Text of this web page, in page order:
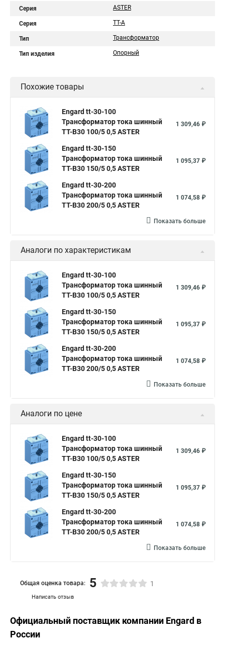
Серия ASTER
Серия ТТ-A
Тип Трансформатор
Тип изделия Опорный
Похожие товары
Engard tt-30-100
Трансформатор тока шинный
ТТ-В30 100/5 0,5 ASTER
1 309,46 ₽
Engard tt-30-150
Трансформатор тока шинный
ТТ-В30 150/5 0,5 ASTER
1 095,37 ₽
Engard tt-30-200
Трансформатор тока шинный
ТТ-В30 200/5 0,5 ASTER
1 074,58 ₽
Показать больше
Аналоги по характеристикам
Engard tt-30-100
Трансформатор тока шинный
ТТ-В30 100/5 0,5 ASTER
1 309,46 ₽
Engard tt-30-150
Трансформатор тока шинный
ТТ-В30 150/5 0,5 ASTER
1 095,37 ₽
Engard tt-30-200
Трансформатор тока шинный
ТТ-В30 200/5 0,5 ASTER
1 074,58 ₽
Показать больше
Аналоги по цене
Engard tt-30-100
Трансформатор тока шинный
ТТ-В30 100/5 0,5 ASTER
1 309,46 ₽
Engard tt-30-150
Трансформатор тока шинный
ТТ-В30 150/5 0,5 ASTER
1 095,37 ₽
Engard tt-30-200
Трансформатор тока шинный
ТТ-В30 200/5 0,5 ASTER
1 074,58 ₽
Показать больше
Написать отзыв
Общая оценка товара: 5 1
Официальный поставщик компании Engard в
России